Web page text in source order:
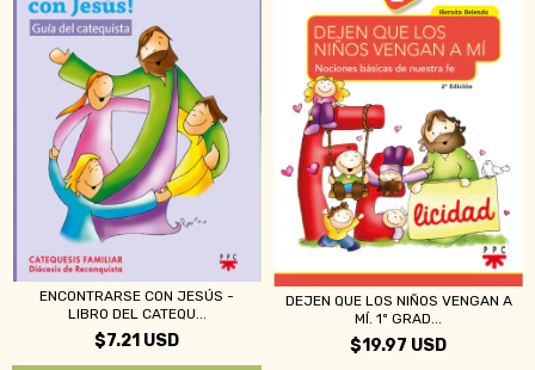
ENCONTRARSE CON JESÚS -
LIBRO DEL CATEQU...
$7.21 USD
DEJEN QUE LOS NIÑOS VENGAN A
MÍ. 1º GRAD...
$19.97 USD